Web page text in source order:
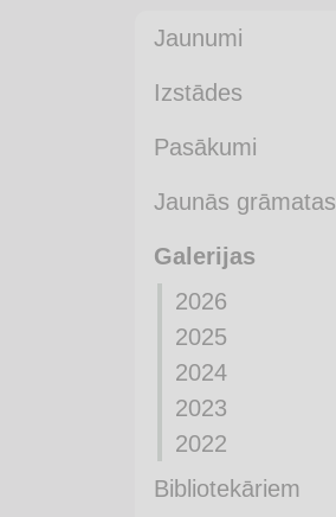
Jaunumi
Izstādes
Pasākumi
Jaunās grāmatas
Galerijas
2026
2025
2024
2023
2022
Bibliotekāriem